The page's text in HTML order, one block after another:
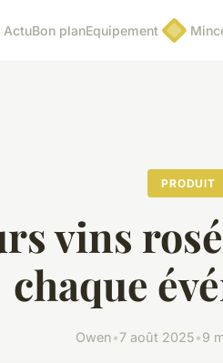
ActuBon planEquipement
PRODUIT
vins
chaque
Owen•7 août 2025•9